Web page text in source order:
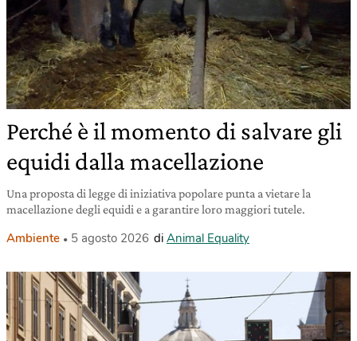
Perché è il momento di salvare gli
equidi dalla macellazione
Una proposta di legge di iniziativa popolare punta a vietare la
macellazione degli equidi e a garantire loro maggiori tutele.
Ambiente 5 agosto 2026 di Animal Equality